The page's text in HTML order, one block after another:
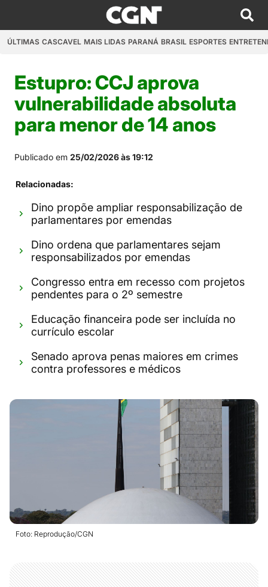
ÚLTIMAS CASCAVEL MAIS LIDAS PARANÁ BRASIL ESPORTES
Estupro: CCJ aprova
vulnerabilidade absoluta
para menor de 14 anos
Publicado em 25/02/2026 às 19:12
Relacionadas:
Dino propõe ampliar responsabilização de
parlamentares por emendas
Dino ordena que parlamentares sejam
responsabilizados por emendas
Congresso entra em recesso com projetos
pendentes para o 2º semestre
Educação financeira pode ser incluída no
currículo escolar
Senado aprova penas maiores em crimes
contra professores e médicos
Foto: Reprodução/CGN